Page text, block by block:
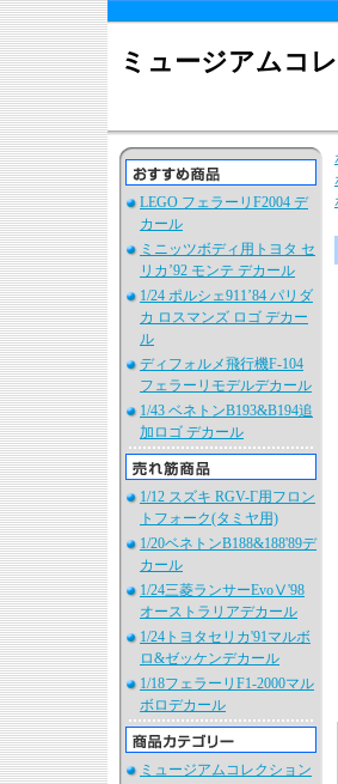
ミュージアムコ
LEGO フェラーリF2004 デ
カール
ミニッツボディ用トヨタ セ
リカ’92 モンテ デカール
1/24 ポルシェ911’84 パリダ
カ ロスマンズ ロゴ デカー
ル
ディフォルメ飛行機F-104
フェラーリモデルデカール
1/43 ベネトンB193&B194追
加ロゴ デカール
1/12 スズキ RGV-Γ用フロン
トフォーク(タミヤ用)
1/20ベネトンB188&188'89デ
カール
1/24三菱ランサーEvoⅤ'98
オーストラリアデカール
1/24トヨタセリカ'91マルボ
ロ&ゼッケンデカール
1/18フェラーリF1-2000マル
ボロデカール
ミュージアムコレクション